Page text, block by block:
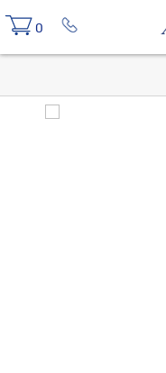
0